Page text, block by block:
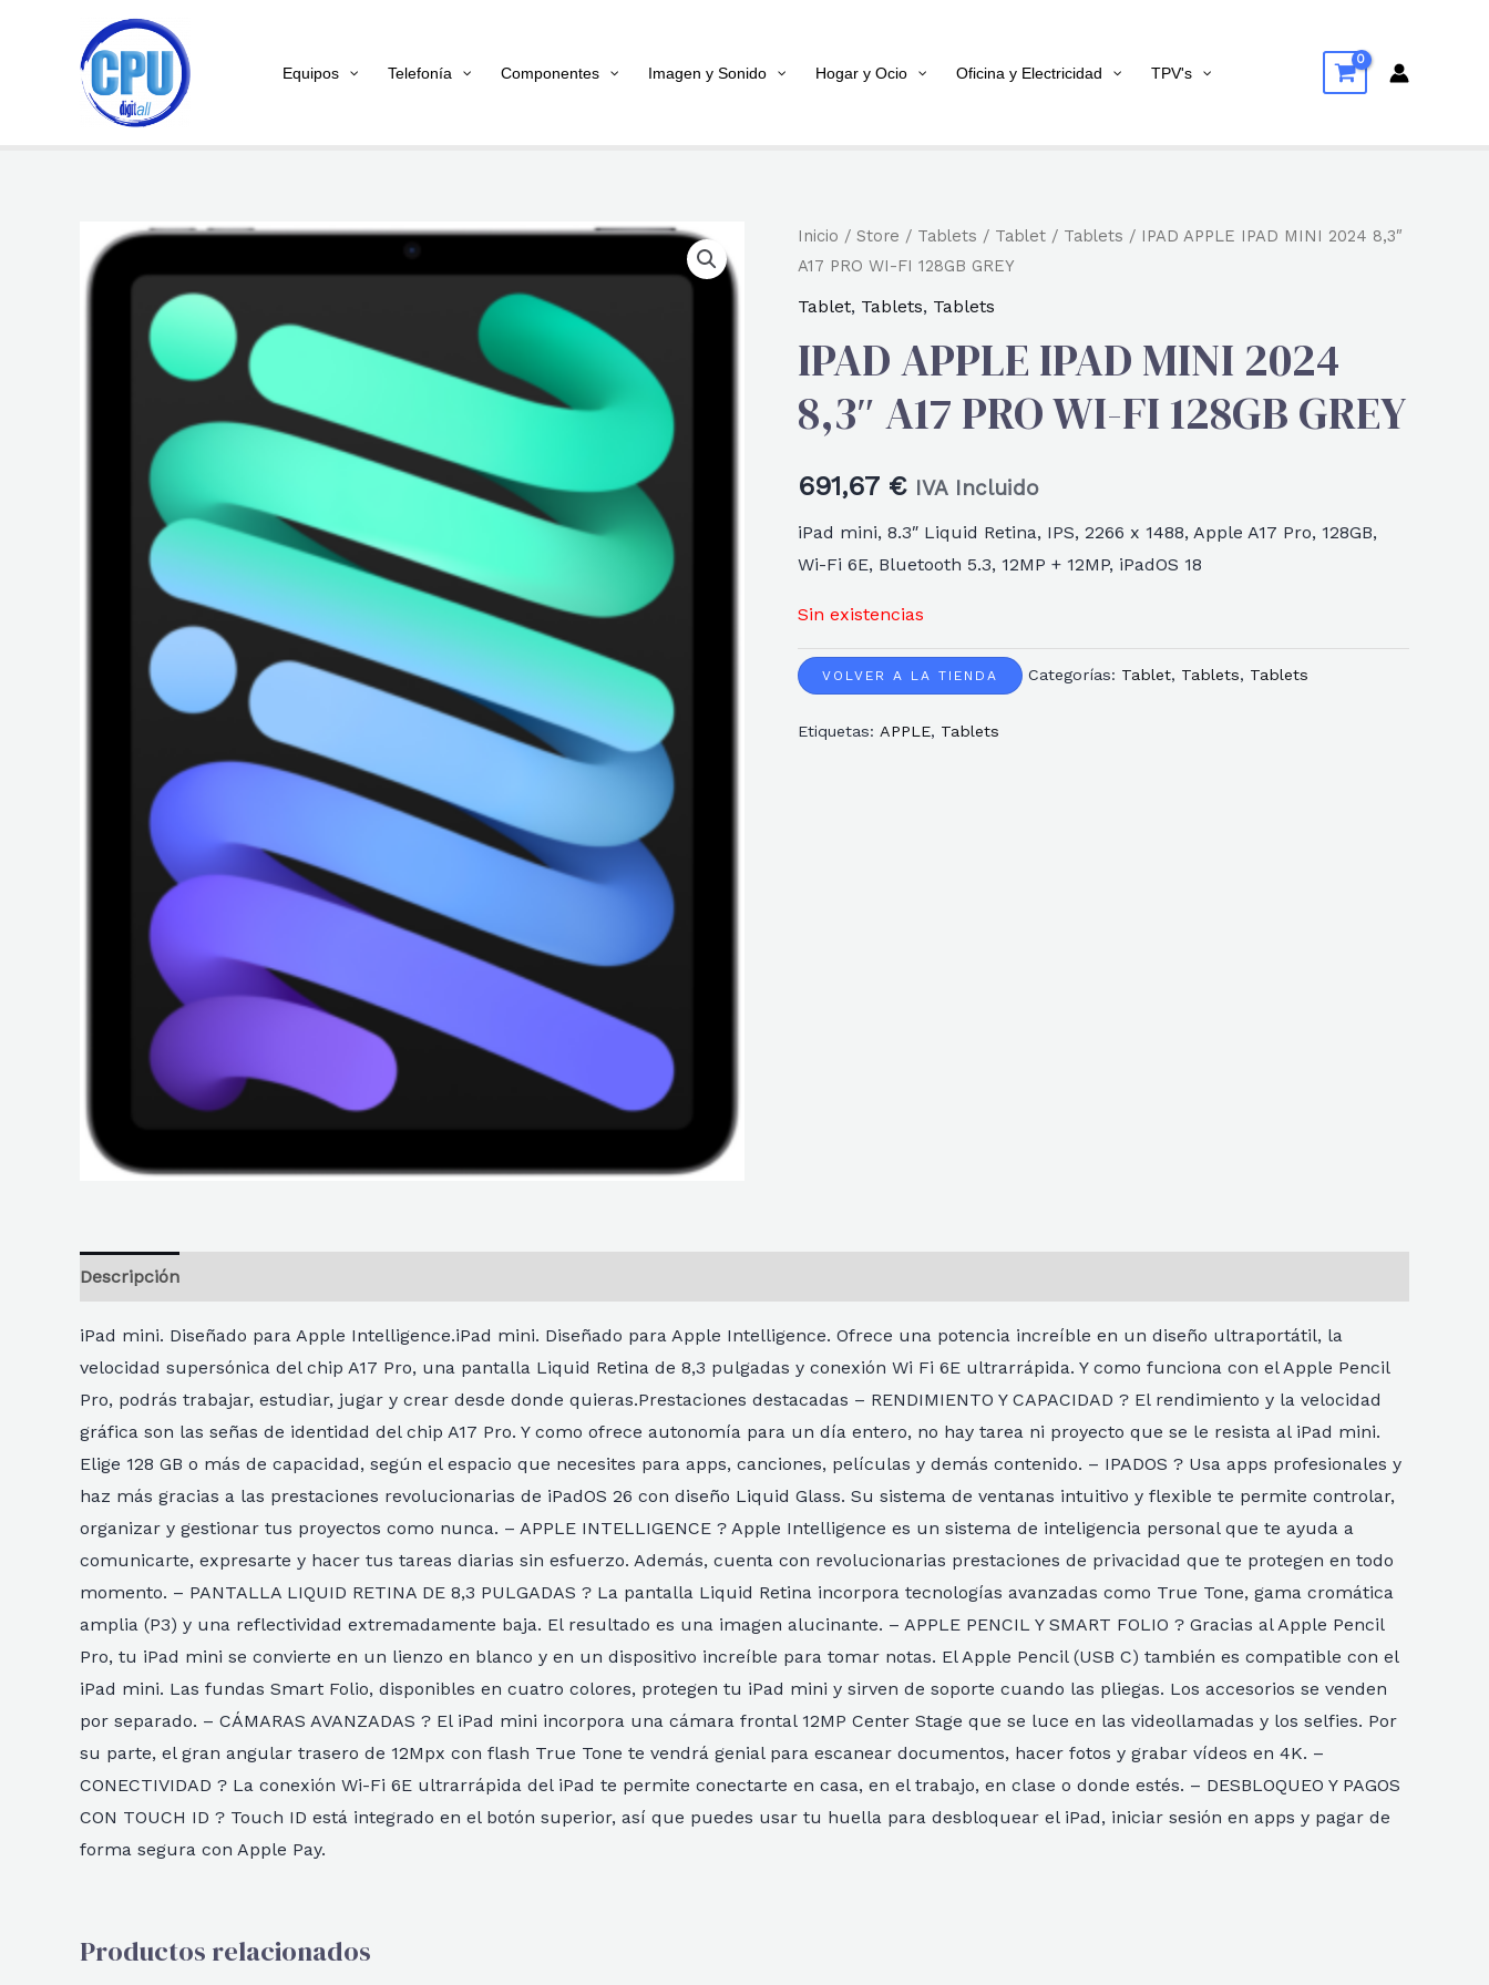
contenido
Equipos Telefonía Componentes Imagen y Sonido Hogar y Ocio Oficina y Electricidad TPV's
Inicio / Store / Tablets / Tablet / Tablets / IPAD APPLE IPAD MINI 2024 8,3″
A17 PRO WI-FI 128GB GREY
Tablet, Tablets, Tablets
IPAD APPLE IPAD MINI 2024
8,3″ A17 PRO WI-FI 128GB GREY
691,67 € IVA Incluido
iPad mini, 8.3″ Liquid Retina, IPS, 2266 x 1488, Apple A17 Pro, 128GB,
Wi-Fi 6E, Bluetooth 5.3, 12MP + 12MP, iPadOS 18
Sin existencias
VOLVER A LA TIENDA Categorías: Tablet, Tablets, Tablets
Etiquetas: APPLE, Tablets
Descripción
iPad mini. Diseñado para Apple Intelligence.iPad mini. Diseñado para Apple Intelligence. Ofrece una potencia increíble en un diseño ultraportátil, la
velocidad supersónica del chip A17 Pro, una pantalla Liquid Retina de 8,3 pulgadas y conexión Wi Fi 6E ultrarrápida. Y como funciona con el Apple Pencil
Pro, podrás trabajar, estudiar, jugar y crear desde donde quieras.Prestaciones destacadas – RENDIMIENTO Y CAPACIDAD ? El rendimiento y la velocidad
gráfica son las señas de identidad del chip A17 Pro. Y como ofrece autonomía para un día entero, no hay tarea ni proyecto que se le resista al iPad mini.
Elige 128 GB o más de capacidad, según el espacio que necesites para apps, canciones, películas y demás contenido. – IPADOS ? Usa apps profesionales y
haz más gracias a las prestaciones revolucionarias de iPadOS 26 con diseño Liquid Glass. Su sistema de ventanas intuitivo y flexible te permite controlar,
organizar y gestionar tus proyectos como nunca. – APPLE INTELLIGENCE ? Apple Intelligence es un sistema de inteligencia personal que te ayuda a
comunicarte, expresarte y hacer tus tareas diarias sin esfuerzo. Además, cuenta con revolucionarias prestaciones de privacidad que te protegen en todo
momento. – PANTALLA LIQUID RETINA DE 8,3 PULGADAS ? La pantalla Liquid Retina incorpora tecnologías avanzadas como True Tone, gama cromática
amplia (P3) y una reflectividad extremadamente baja. El resultado es una imagen alucinante. – APPLE PENCIL Y SMART FOLIO ? Gracias al Apple Pencil
Pro, tu iPad mini se convierte en un lienzo en blanco y en un dispositivo increíble para tomar notas. El Apple Pencil (USB C) también es compatible con el
iPad mini. Las fundas Smart Folio, disponibles en cuatro colores, protegen tu iPad mini y sirven de soporte cuando las pliegas. Los accesorios se venden
por separado. – CÁMARAS AVANZADAS ? El iPad mini incorpora una cámara frontal 12MP Center Stage que se luce en las videollamadas y los selfies. Por
su parte, el gran angular trasero de 12Mpx con flash True Tone te vendrá genial para escanear documentos, hacer fotos y grabar vídeos en 4K. –
CONECTIVIDAD ? La conexión Wi-Fi 6E ultrarrápida del iPad te permite conectarte en casa, en el trabajo, en clase o donde estés. – DESBLOQUEO Y PAGOS
CON TOUCH ID ? Touch ID está integrado en el botón superior, así que puedes usar tu huella para desbloquear el iPad, iniciar sesión en apps y pagar de
forma segura con Apple Pay.
Productos relacionados